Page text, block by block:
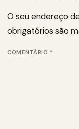
O seu endereço
obrigatórios são
COMENTÁRIO *